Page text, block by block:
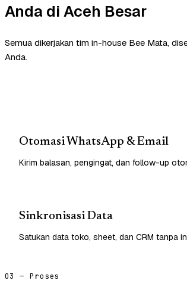
Anda di Aceh Besar
Semua dikerjakan tim in-house Bee Mata,
Anda.
Otomasi WhatsApp & Email
Kirim balasan, pengingat, dan follow-up
Sinkronisasi Data
Satukan data toko, sheet, dan CRM tanpa
03 — Proses